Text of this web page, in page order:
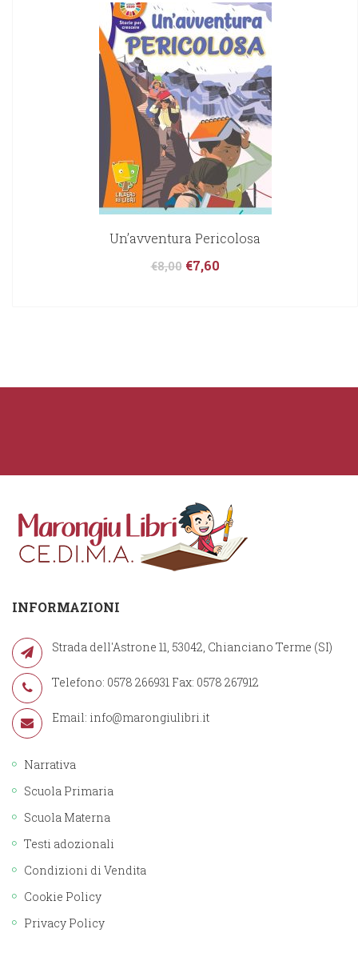
Un’avventura Pericolosa
€8,00 €7,60
INFORMAZIONI
Strada dell'Astrone 11, 53042, Chianciano Terme (SI)
Telefono: 0578 266931 Fax: 0578 267912
Email: info@marongiulibri.it
Narrativa
Scuola Primaria
Scuola Materna
Testi adozionali
Condizioni di Vendita
Cookie Policy
Privacy Policy